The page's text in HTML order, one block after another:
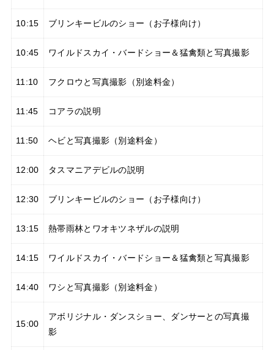
10:15 ブリンキービルのショー（お子様向け）
10:45 ワイルドスカイ・バードショー＆猛禽類と写真撮影
11:10 フクロウと写真撮影（別途料金）
11:45 コアラの説明
11:50 ヘビと写真撮影（別途料金）
12:00 タスマニアデビルの説明
12:30 ブリンキービルのショー（お子様向け）
13:15 熱帯雨林とワオキツネザルの説明
14:15 ワイルドスカイ・バードショー＆猛禽類と写真撮影
14:40 ワシと写真撮影（別途料金）
15:00
アボリジナル・ダンスショー、ダンサーとの写真撮
影